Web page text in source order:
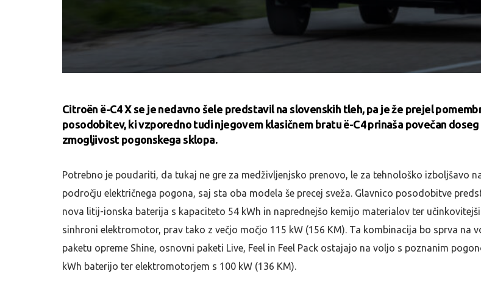
Citroën ë-C4 X se je nedavno šele predstavil na slovenskih tleh, pa je že prejel
posodobitev, ki vzporedno tudi njegovem klasičnem bratu ë-C4 prinaša povečan doseg
zmogljivost pogonskega sklopa.
Potrebno je poudariti, da tukaj ne gre za medživljenjsko prenovo, le za tehnološko izboljšavo
področju električnega pogona, saj sta oba modela še precej sveža. Glavnico posodobitve
nova litij-ionska baterija s kapaciteto 54 kWh in naprednejšo kemijo materialov ter
sinhroni elektromotor, prav tako z večjo močjo 115 kW (156 KM). Ta kombinacija bo sprva na
paketu opreme Shine, osnovni paketi Live, Feel in Feel Pack ostajajo na voljo s poznanim
kWh baterijo ter elektromotorjem s 100 kW (136 KM).